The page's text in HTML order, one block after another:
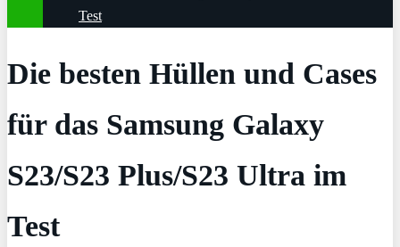
Test
Die besten Hüllen und Cases
für das Samsung Galaxy
S23/S23 Plus/S23 Ultra im
Test